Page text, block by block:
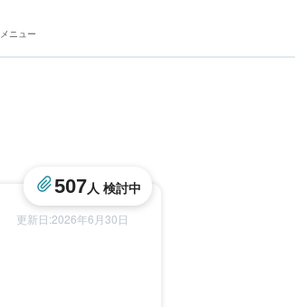
メニュー
更新日:2026年6月30日
507人 検討中